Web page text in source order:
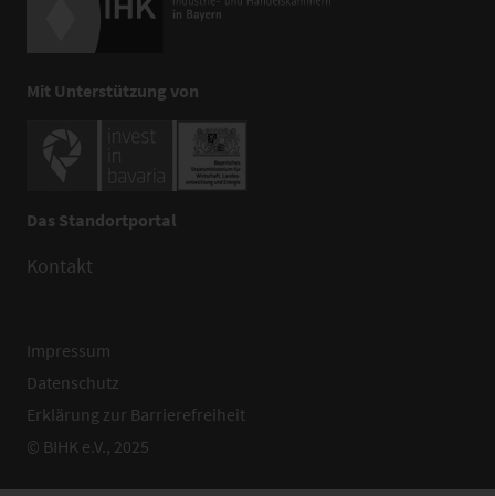
Mit Unterstützung von
Das Standortportal
Kontakt
Impressum
Datenschutz
Erklärung zur Barrierefreiheit
© BIHK e.V., 2025